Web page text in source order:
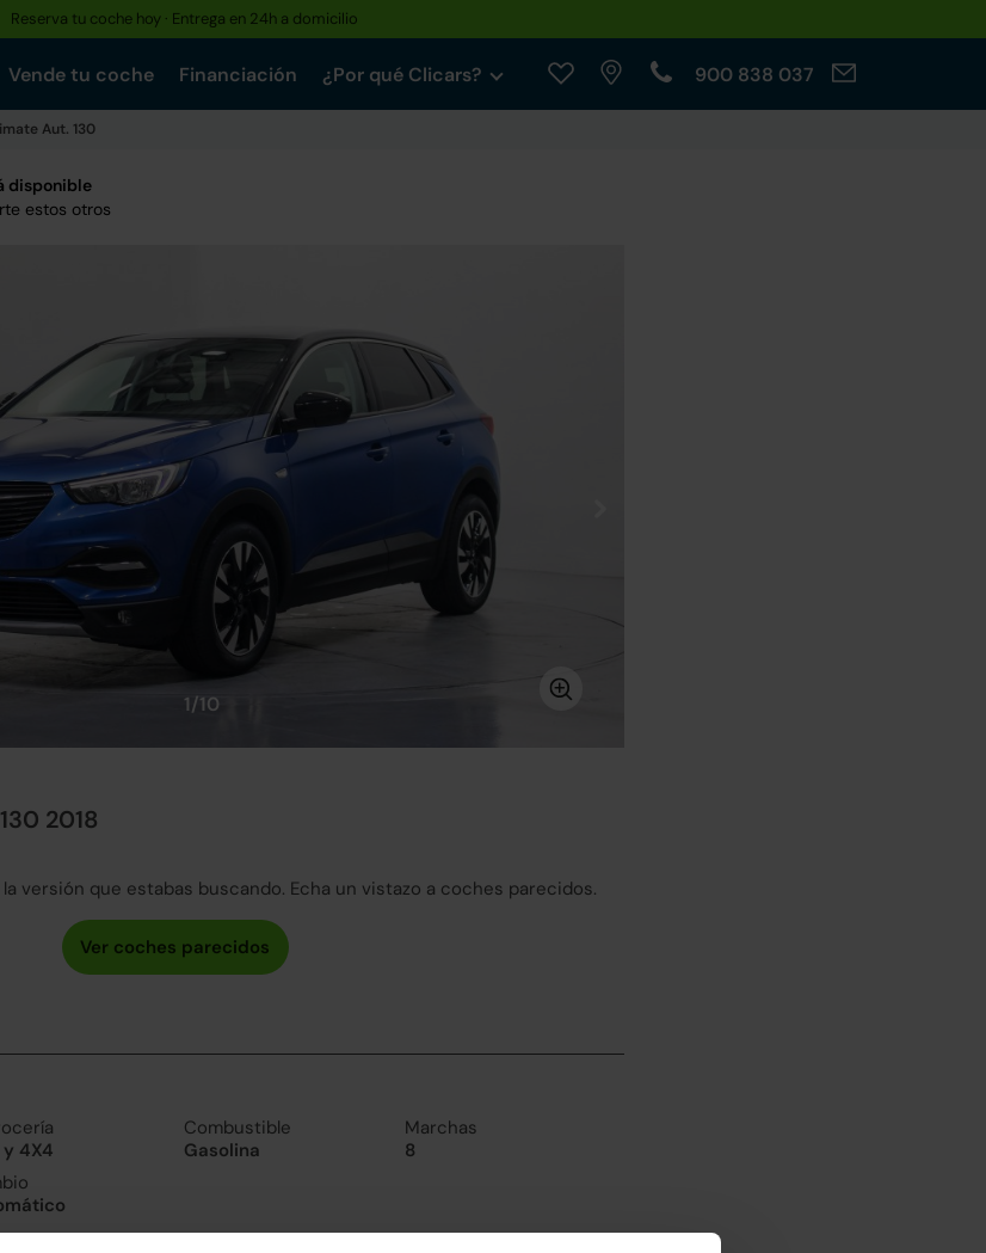
Reserva tu coche hoy · Entrega en 24h a domicilio
Vende tu coche Financiación ¿Por qué Clicars? 900 838 037
Aut. 130
disponible
estos otros
1/10
2018
versión que estabas buscando. Echa un vistazo a coches parecidos.
y 4X4
Combustible
Gasolina
Marchas
8